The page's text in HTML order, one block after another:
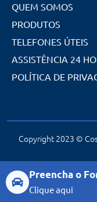
QUEM SOMOS
PRODUTOS
TELEFONES ÚTEIS
ASSISTÊNCIA 24
POLÍTICA DE
Copyright 2023 ©
Preencha o
Clique aqui